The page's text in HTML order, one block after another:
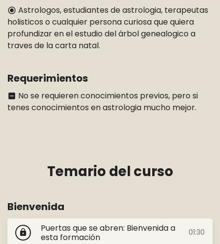
radio_button_checked Astrologos, estudiantes de astrologia, terapeutas
holisticos o cualquier persona curiosa que quiera
profundizar en el estudio del árbol genealogico a
traves de la carta natal.
Requerimientos
indeterminate_check_box No se requieren conocimientos previos, pero si
tenes conocimientos en astrologia mucho mejor.
Temario del curso
Bienvenida
lock
Puertas que se abren: Bienvenida a
esta formación
01:30